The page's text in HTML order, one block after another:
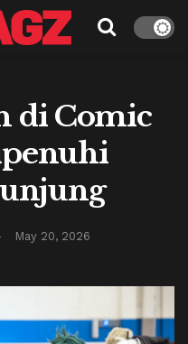
di Comic
May 20, 2026